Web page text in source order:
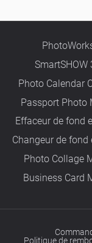
SmartSHOW
Photo Calendar
Passport Photo
Effaceur de fond
Changeur de fond
Photo Collage
Business Card
Politique de